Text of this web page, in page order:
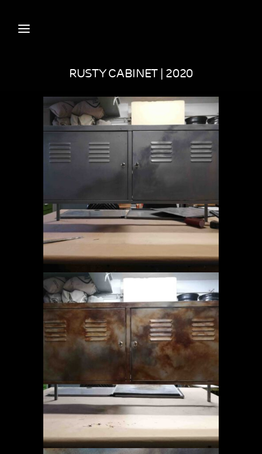
RUSTY CABINET | 2020